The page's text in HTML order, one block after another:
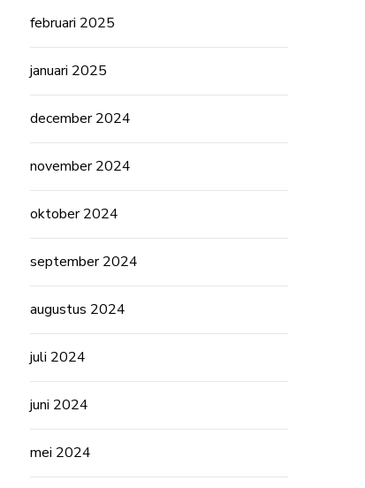
Boeiende
Vacatures
Carrièregroei
februari 2025
januari 2025
december 2024
november 2024
oktober 2024
september 2024
augustus 2024
juli 2024
juni 2024
mei 2024